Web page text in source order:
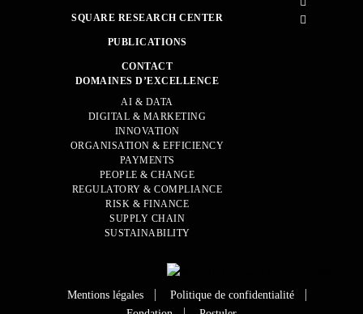
SQUARE RESEARCH CENTER
PUBLICATIONS
CONTACT
DOMAINES D’EXCELLENCE
AI & DATA
DIGITAL & MARKETING
INNOVATION
ORGANISATION & EFFICIENCY
PAYMENTS
PEOPLE & CHANGE
REGULATORY & COMPLIANCE
RISK & FINANCE
SUPPLY CHAIN
SUSTAINABILITY
Mentions légales
Politique de confidentialité